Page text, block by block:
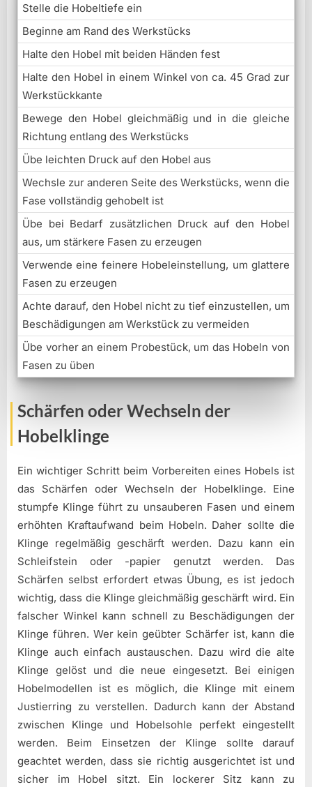
Stelle die Hobeltiefe ein
Beginne am Rand des Werkstücks
Halte den Hobel mit beiden Händen fest
Halte den Hobel in einem Winkel von ca. 45 Grad zur
Werkstückkante
Bewege den Hobel gleichmäßig und in die gleiche
Richtung entlang des Werkstücks
Übe leichten Druck auf den Hobel aus
Wechsle zur anderen Seite des Werkstücks, wenn die
Fase vollständig gehobelt ist
Übe bei Bedarf zusätzlichen Druck auf den Hobel
aus, um stärkere Fasen zu erzeugen
Verwende eine feinere Hobeleinstellung, um glattere
Fasen zu erzeugen
Achte darauf, den Hobel nicht zu tief einzustellen, um
Beschädigungen am Werkstück zu vermeiden
Übe vorher an einem Probestück, um das Hobeln von
Fasen zu üben
Schärfen oder Wechseln der
Hobelklinge
Ein wichtiger Schritt beim Vorbereiten eines Hobels ist
das Schärfen oder Wechseln der Hobelklinge. Eine
stumpfe Klinge führt zu unsauberen Fasen und einem
erhöhten Kraftaufwand beim Hobeln. Daher sollte die
Klinge regelmäßig geschärft werden. Dazu kann ein
Schleifstein oder -papier genutzt werden. Das
Schärfen selbst erfordert etwas Übung, es ist jedoch
wichtig, dass die Klinge gleichmäßig geschärft wird. Ein
falscher Winkel kann schnell zu Beschädigungen der
Klinge führen. Wer kein geübter Schärfer ist, kann die
Klinge auch einfach austauschen. Dazu wird die alte
Klinge gelöst und die neue eingesetzt. Bei einigen
Hobelmodellen ist es möglich, die Klinge mit einem
Justierring zu verstellen. Dadurch kann der Abstand
zwischen Klinge und Hobelsohle perfekt eingestellt
werden. Beim Einsetzen der Klinge sollte darauf
geachtet werden, dass sie richtig ausgerichtet ist und
sicher im Hobel sitzt. Ein lockerer Sitz kann zu